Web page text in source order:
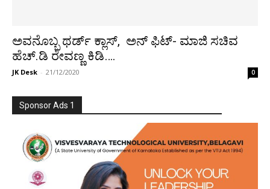
ಅವನೊಬ್ಬ ಥರ್ಡ್ ಕ್ಲಾಸ್, ಅನ್ ಫಿಟ್- ಮಾಜಿ ಸಚಿವ
ಹೆಚ್.ಡಿ ರೇವಣ್ಣ ಕಿಡಿ….
JK Desk - 21/12/2020 0
Sponsor Ads 1